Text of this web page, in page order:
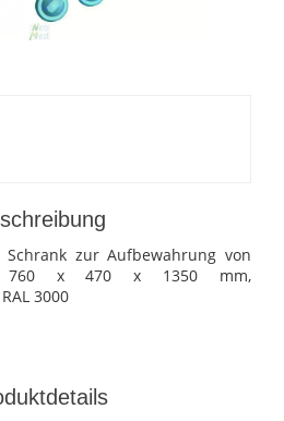
Schrank zur Aufbewahrung von
760 x 470 x 1350 mm,
3000